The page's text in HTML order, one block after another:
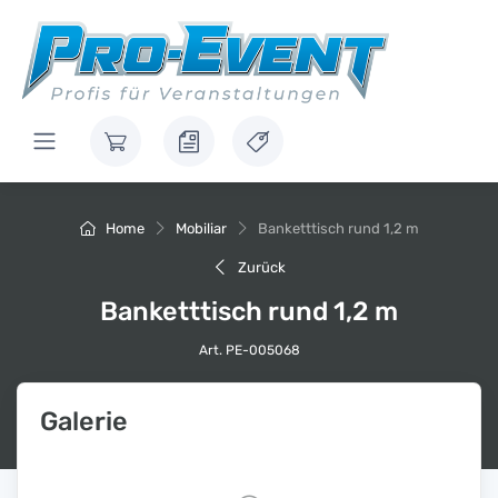
Home Mobiliar Banketttisch rund 1,2 m
Zurück
Banketttisch rund 1,2 m
Art. PE-005068
Galerie